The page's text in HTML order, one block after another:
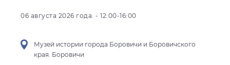
06 августа 2026 года. - 12:00-16:00
Музей истории города Боровичи и Боровичского
края. Боровичи